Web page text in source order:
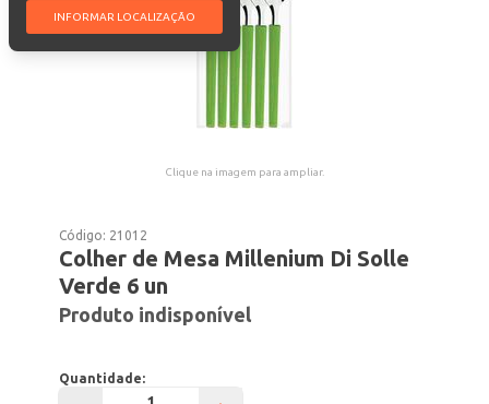
INFORMAR LOCALIZAÇÃO
Clique na imagem para ampliar.
Código: 21012
Colher de Mesa Millenium Di Solle
Verde 6 un
Produto indisponível
Quantidade: